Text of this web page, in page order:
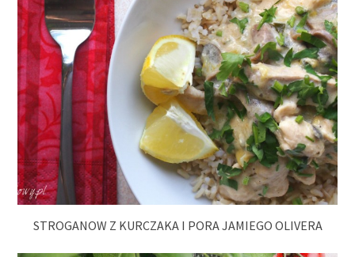
STROGANOW Z KURCZAKA I PORA JAMIEGO OLIVERA